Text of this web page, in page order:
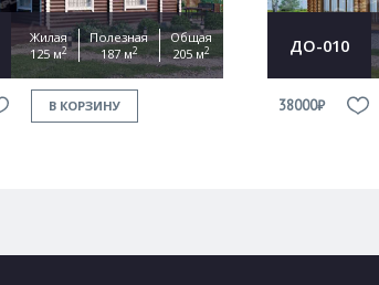
Жилая
125 м2
Полезная
187 м2
Общая
205 м2
В КОРЗИНУ
ДО-010
38000₽